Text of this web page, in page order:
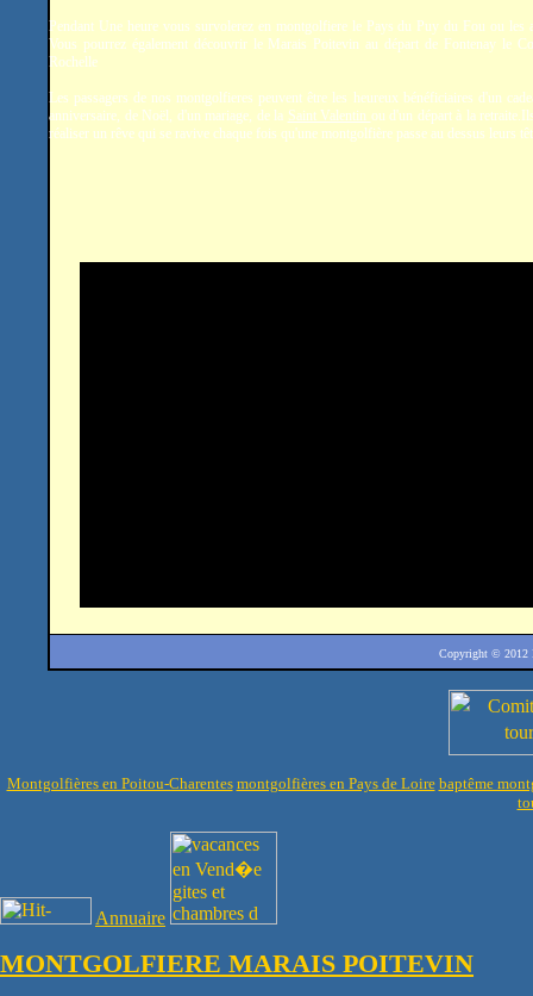
Pendant Une heure vous survolerez en montgolfiere le Pays du Puy du Fou ou les
Vous pourrez également découvrir le Marais Poitevin au départ de Fontenay le
Rochelle
Les passagers de nos montgolfieres peuvent être les heureux bénéficiaires d'un
anniversaire, de Noël, d'un mariage, de la Saint Valentin ou d'un départ à la
réaliser un rêve qui se ravive chaque fois qu'une montgolfière passe au dessus leurs
Copyright © 2012
Montgolfières en Poitou-Charentes montgolfières en Pays de Loire baptême
Annuaire
MONTGOLFIERE MARAIS POITEVIN